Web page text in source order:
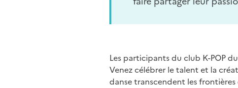
Les participants du club K-POP
Venez célébrer le talent et la
danse transcendent les frontières